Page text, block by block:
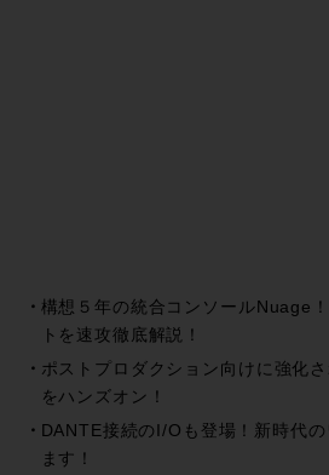
構想５年の統合コンソールNuage
トを速攻徹底解説！
ポストプロダクション向けに強化
をハンズオン！
DANTE接続のI/Oも登場！新時代
ます！